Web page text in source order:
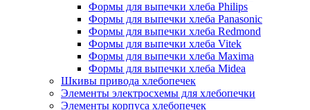
Формы для выпечки хлеба Philips
Формы для выпечки хлеба Panasonic
Формы для выпечки хлеба Redmond
Формы для выпечки хлеба Vitek
Формы для выпечки хлеба Maxima
Формы для выпечки хлеба Midea
Шкивы привода хлебопечек
Элементы электросхемы для хлебопечки
Элементы корпуса хлебопечек